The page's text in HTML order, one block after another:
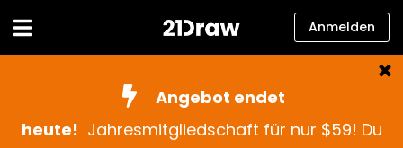
Bücher
Anmelden
Angebot endet
heute! Jahresmitgliedschaft für nur $59! Du